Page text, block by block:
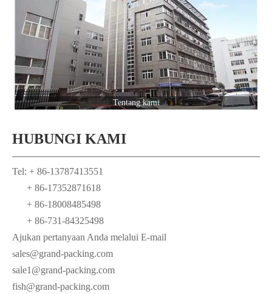
Tentang kami
HUBUNGI KAMI
Tel: + 86-13787413551
+ 86-17352871618
+ 86-18008485498
+ 86-731-84325498
Ajukan pertanyaan Anda melalui E-mail
sales@grand-packing.com
sale1@grand-packing.com
fish@grand-packing.com